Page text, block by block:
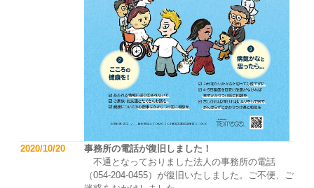
2020/10/20
事務所の電話が復旧しました！
不通となっておりました法人の事務所の電話
（054-204-0455）が復旧いたしました。ご不便、ご